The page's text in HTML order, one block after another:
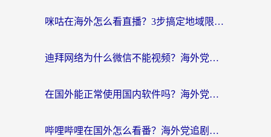
咪咕在海外怎么看直播？3步搞定地域限制，还能畅看腾讯视频与国内热剧
迪拜网络为什么微信不能视频？海外党必看的回国加速全攻略
在国外能正常使用国内软件吗？海外党亲测有效的无缝访问指南
哔哩哔哩在国外怎么看番？海外党追剧看片的终极解决方案